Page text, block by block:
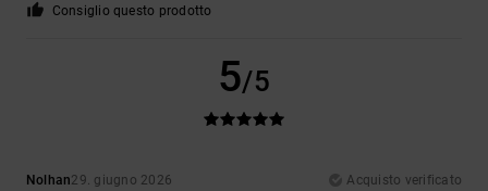
Consiglio questo prodotto
5/5
Nolhan29. giugno 2026
Acquisto verificato